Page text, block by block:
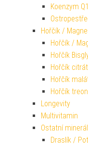
Koenzym
Hořčík /
Hořčík /
Hořčík
Hořčík
Hořčík
Hořčík
Longevity
Multivitamin
Ostatní
Draslík /